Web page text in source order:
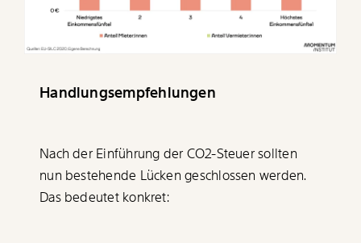
Veränderung
Handlungsempfehlungen
Nach der Einführung der CO2-Steuersollten
nun bestehende Lücken geschlossen werden.
Das bedeutet konkret: